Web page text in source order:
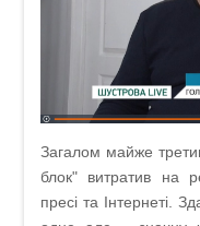
Загалом майже
блок" витратив на
пресі та Інтернеті.